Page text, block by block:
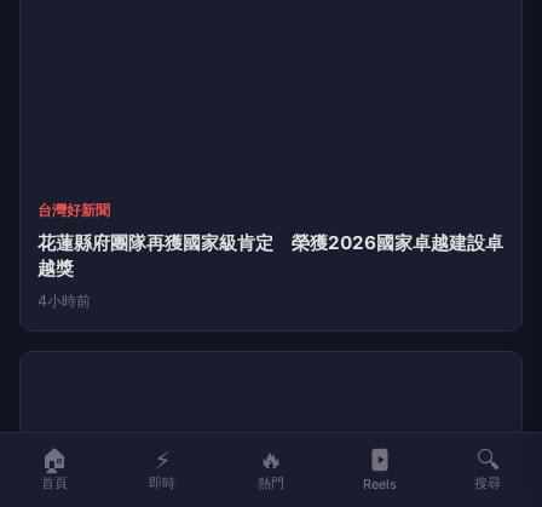
台灣好新聞
高雄市民赴日享專屬小禮！ 高雄與青森縣陸奧市即日啟
4小時前
🏠
首頁
⚡
即時
🔥
熱門 Reels
🔍
搜尋